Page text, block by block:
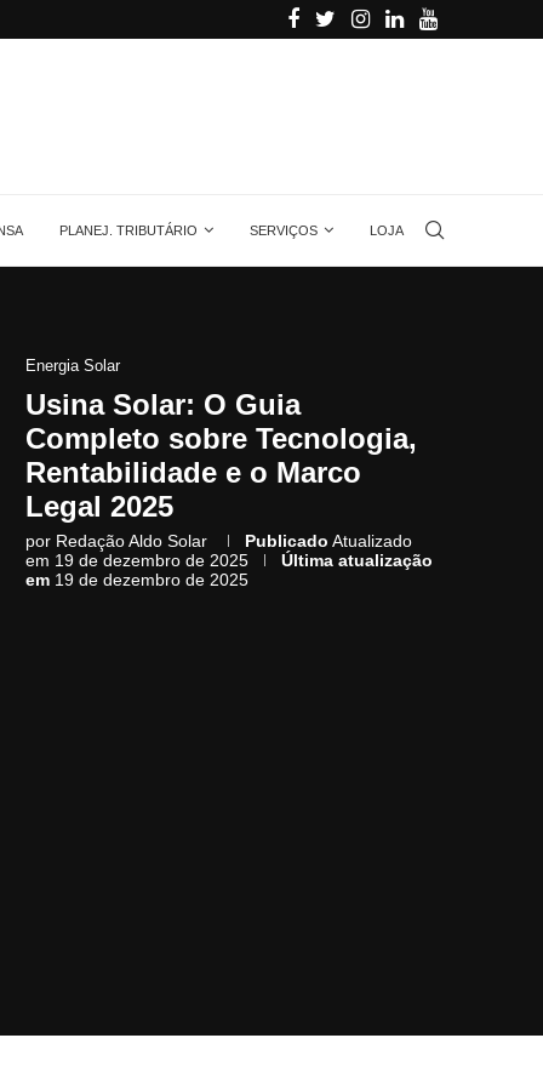
Aprenda quanta energia gera uma placa
PLANEJ. TRIBUTÁRIO SERVIÇOS LOJA
Energia Solar
Usina Solar: O Guia
Completo sobre Tecnologia,
Rentabilidade e o Marco
Legal 2025
por Redação Aldo Solar Publicado Atualizado
em 19 de dezembro de 2025
Última atualização
em 19 de dezembro de 2025